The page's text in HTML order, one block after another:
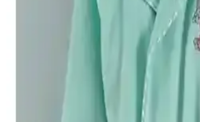
İki yüksek kaliteli bornoz arasındaki
kolaylığı ve kullanıcı yorumlarıyla
Arvilla Home ve Özdilek
Setleri Karşılaştırması: